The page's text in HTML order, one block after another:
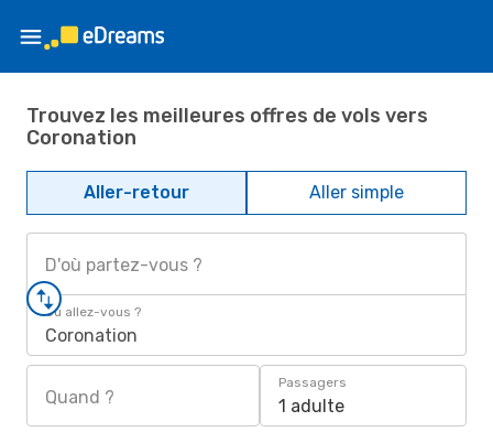
Trouvez les meilleures offres de vols vers
Coronation
Aller-retour Aller simple
D'où partez-vous ?
Où allez-vous ?
Coronation
Quand ?
Passagers
1 adulte